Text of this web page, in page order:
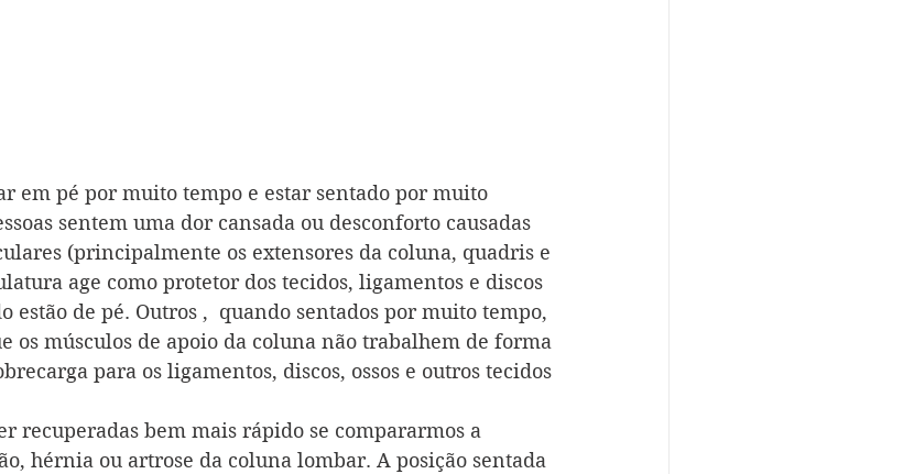
em pé por muito tempo e estar sentado por muito
sentem uma dor cansada ou desconforto causadas
(principalmente os extensores da coluna, quadris e
age como protetor dos tecidos, ligamentos e discos
estão de pé. Outros ,  quando sentados por muito tempo,
os músculos de apoio da coluna não trabalhem de forma
para os ligamentos, discos, ossos e outros tecidos
recuperadas bem mais rápido se compararmos a
hérnia ou artrose da coluna lombar. A posição sentada